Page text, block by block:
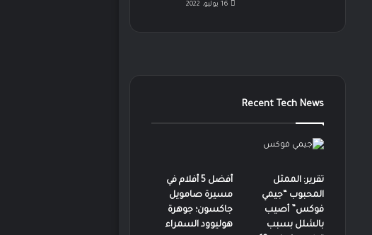
16 يوليو، 2022
Recent Tech News
تقرير: الممثل
المحبوب “جيمي
فوكس” أصيب
بالشلل بسبب
أفضل 5 أفلام في
مسيرة صامويل
جاكسون؛ جوهرة
هوليوود السمراء